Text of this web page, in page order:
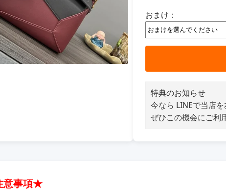
おまけ：
特典のお知らせ
今なら LINEで当店
ぜひこの機会にご利
意事項★